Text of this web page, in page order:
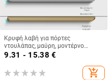
Κρυφή λαβή για πόρτες
ντουλάπας, μαύρη, μοντέρνο
μινιμαλιστικό στυλ, μακρύ
διάτρηση
9.31 - 15.38 €
add_shopping_cart